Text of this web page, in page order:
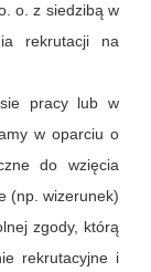
o. z siedzibą w
rekrutacji na
pracy lub w
w oparciu o
do wzięcia
(np. wizerunek)
zgody, którą
rekrutacyjne i